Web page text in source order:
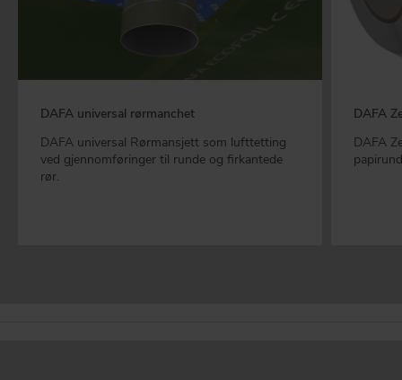
DAFA universal rørmanchet
DAFA universal Rørmansjett som lufttetting
ved gjennomføringer til runde og firkantede
rør.
DAFA
DAFA